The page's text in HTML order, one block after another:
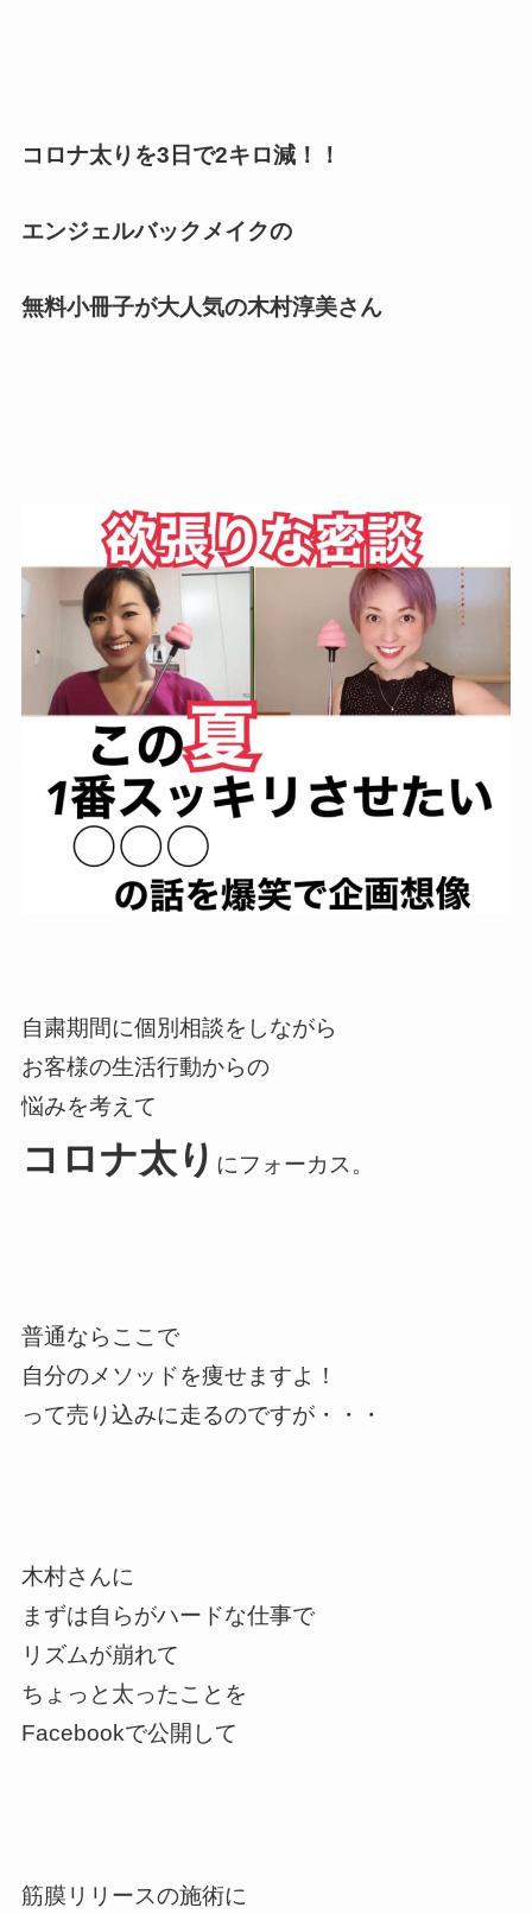
コロナ太りを3日で2キロ減！！
エンジェルバックメイクの
無料小冊子が大人気の木村淳美さん
自粛期間に個別相談をしながら
お客様の生活行動からの
悩みを考えて
コロナ太り にフォーカス。
普通ならここで
自分のメソッドを痩せますよ！
って売り込みに走るのですが・・・
木村さんに
まずは自らがハードな仕事で
リズムが崩れて
ちょっと太ったことを
Facebookで公開して
筋膜リリースの施術に